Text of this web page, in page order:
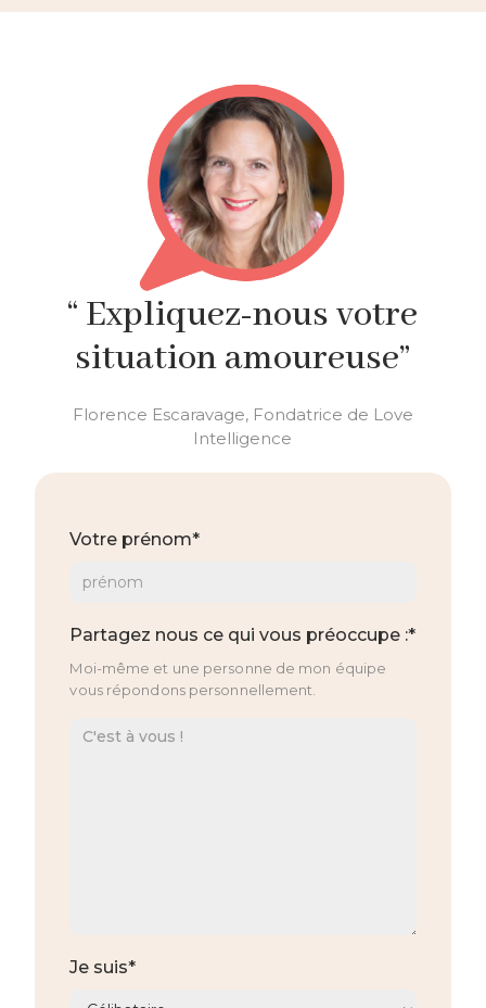
“ Expliquez-nous votre
situation amoureuse”
Florence Escaravage, Fondatrice de Love
Intelligence
Votre prénom*
Partagez nous ce qui vous préoccupe :*
Moi-même et une personne de mon équipe
vous répondons personnellement.
Je suis*